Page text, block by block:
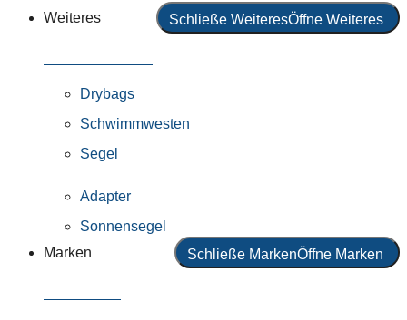
Weiteres
Schließe WeiteresÖffne Weiteres
Drybags
Schwimmwesten
Segel
Adapter
Sonnensegel
Marken
Schließe MarkenÖffne Marken